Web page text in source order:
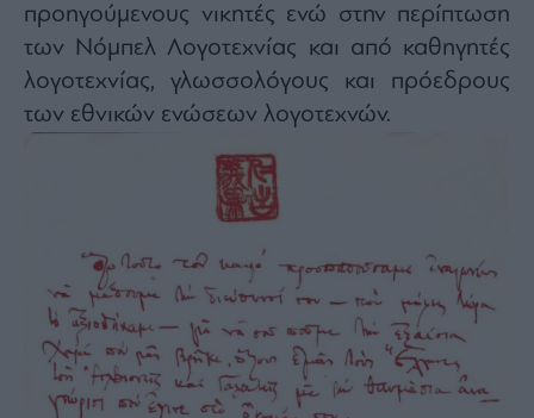
προηγούμενους νικητές ενώ στην περίπτωση
των Νόμπελ Λογοτεχνίας και από καθηγητές
λογοτεχνίας, γλωσσολόγους και πρόεδρους
των εθνικών ενώσεων λογοτεχνών.